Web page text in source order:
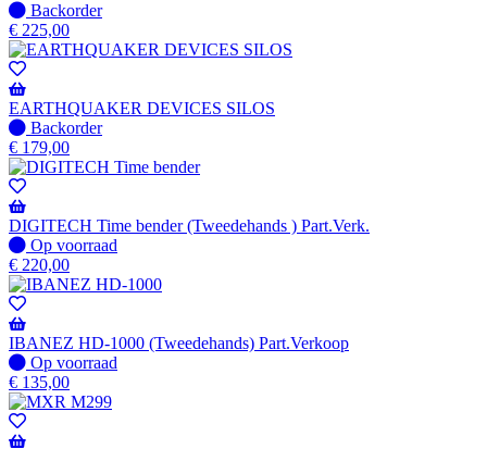
Niet
op
voorraad
-
Wordt
verzonden
wanneer
beschikbaar
Backorder
€ 225,00
EARTHQUAKER DEVICES SILOS
Niet
op
voorraad
-
Wordt
verzonden
wanneer
beschikbaar
Backorder
€ 179,00
DIGITECH Time bender (Tweedehands ) Part.Verk.
Op
voorraad
Op voorraad
€ 220,00
IBANEZ HD-1000 (Tweedehands) Part.Verkoop
Op
voorraad
Op voorraad
€ 135,00